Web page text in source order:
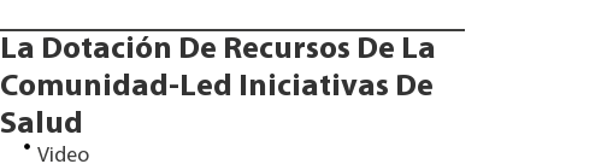
La Dotación De Recursos De La
Comunidad-Led Iniciativas De
Salud
Video